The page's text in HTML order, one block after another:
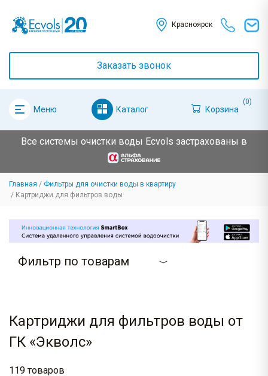
Красноярск
Заказать звонок
Меню Каталог Корзина
(0)
Все системы очистки воды Ecvols застрахованы в
Главная
Фильтры для очистки воды в квартиру
Картриджи для фильтров воды
Фильтр по товарам
Картриджи для фильтров воды от
ГК «Экволс»
119 товаров